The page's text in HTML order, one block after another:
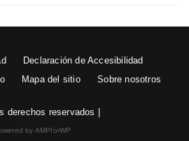
Declaración de Accesibilidad
Mapa del sitio Sobre nosotros
derechos reservados |
by AMPforWP